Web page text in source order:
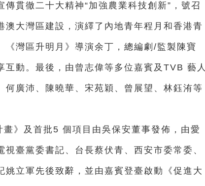
貫徹二十大精神“加強農業科技創新”，號召
澳大灣區建設，演繹了內地青年程月和香港青
《灣區升明月》導演余丁，總編劇/監製陳寶
互動。最後，由曾志偉等多位嘉賓及TVB 藝人
何廣沛、陳曉華、宋苑穎、曾展望、林鈺洧等
畫》及首批5 個項目由吳保安董事發佈，由愛
臺黨委書記、台長蔡伏青、西安市委常委、
立軍先後致辭，並由嘉賓登臺啟動《促進大